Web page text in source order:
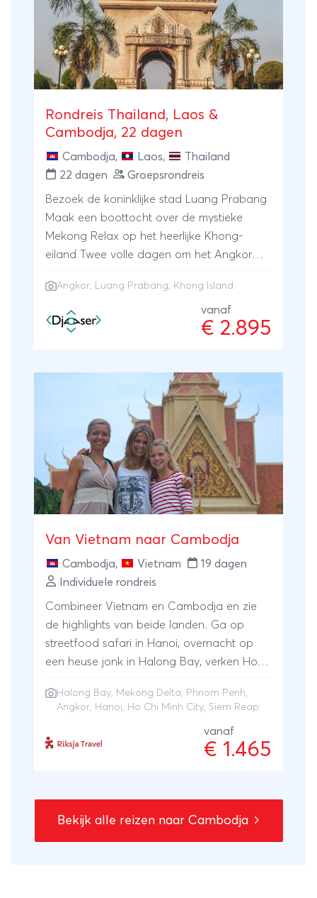
wervelende metropool die je met open
armen zal ontvangen.
Rondreis Thailand, Laos &
Cambodja, 22 dagen
Cambodja, Laos,
Thailand
22 dagen
Groepsrondreis
Bezoek de koninklijke stad Luang Prabang
Maak een boottocht over de mystieke
Mekong Relax op het heerlijke Khong-
eiland Twee volle dagen om het Angkor
Angkor, Luang Prabang, Khong Island
vanaf
€ 2.895
Van Vietnam naar Cambodja
Cambodja, Vietnam
19 dagen
Individuele rondreis
Combineer Vietnam en Cambodja en zie
de highlights van beide landen. Ga op
streetfood safari in Hanoi, overnacht op
een heuse jonk in Halong Bay, verken Ho
naar Phnom Penh. Je sluit je reis af in Siem
Wat.
Halong Bay, Mekong Delta, Phnom Penh,
Angkor, Hanoi, Ho Chi Minh City, Siem Reap
vanaf
€ 1.465
Bekijk alle reizen naar Cambodja